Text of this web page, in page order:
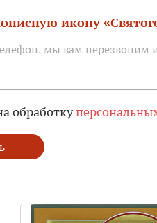
икону
мы вам перезвоним
обработку